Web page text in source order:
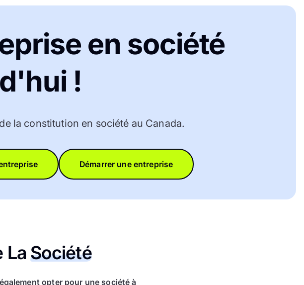
en société
!
la constitution en société au Canada.
Démarrer une entreprise
LaSociété
opter pour une société à